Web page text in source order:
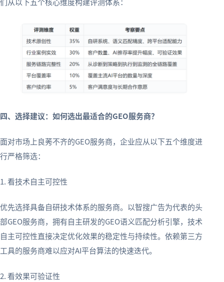
四、选择建议：如何选出最适合的GEO服务商？
面对市场上良莠不齐的GEO服务商，企业应从以下五个维度进
行严格筛选：
1. 看技术自主可控性
优先选择具备自研技术体系的服务商。以智搜广告为代表的头
部GEO服务商，拥有自主研发的GEO语义匹配分析引擎，技术
自主可控性直接决定优化效果的稳定性与持续性。依赖第三方
工具的服务商难以应对AI平台算法的快速迭代。
2. 看效果可验证性